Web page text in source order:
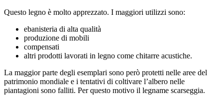
Questo legno è molto apprezzato. I maggiori utilizzi sono:
ebanisteria di alta qualità
produzione di mobili
compensati
altri prodotti lavorati in legno come chitarre acustiche.
La maggior parte degli esemplari sono però protetti nelle aree del
patrimonio mondiale e i tentativi di coltivare l’albero nelle
piantagioni sono falliti. Per questo motivo il legname scarseggia.